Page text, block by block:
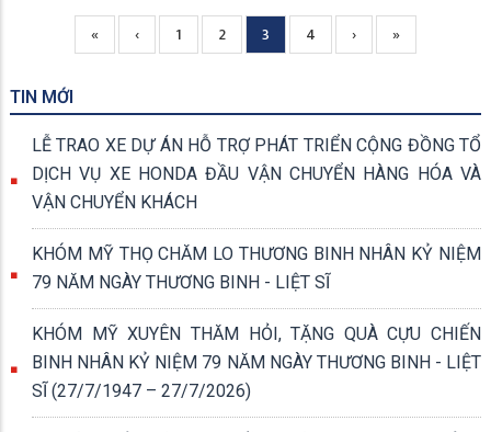
PaginationTrang
đầu
«
Previous
page
‹ Page
1 Page
2
Current
page
3 Page
4
Next
page
›
Trang
cuối
»
TIN MỚI
LỄ TRAO XE DỰ ÁN HỖ TRỢ PHÁT TRIỂN CỘNG ĐỒNG TỔ
DỊCH VỤ XE HONDA ĐẦU VẬN CHUYỂN HÀNG HÓA VÀ
VẬN CHUYỂN KHÁCH
KHÓM MỸ THỌ CHĂM LO THƯƠNG BINH NHÂN KỶ NIỆM
79 NĂM NGÀY THƯƠNG BINH - LIỆT SĨ
KHÓM MỸ XUYÊN THĂM HỎI, TẶNG QUÀ CỰU CHIẾN
BINH NHÂN KỶ NIỆM 79 NĂM NGÀY THƯƠNG BINH - LIỆT
SĨ (27/7/1947 – 27/7/2026)